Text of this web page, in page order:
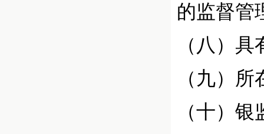
的监督管
（八）
（九）
（十）